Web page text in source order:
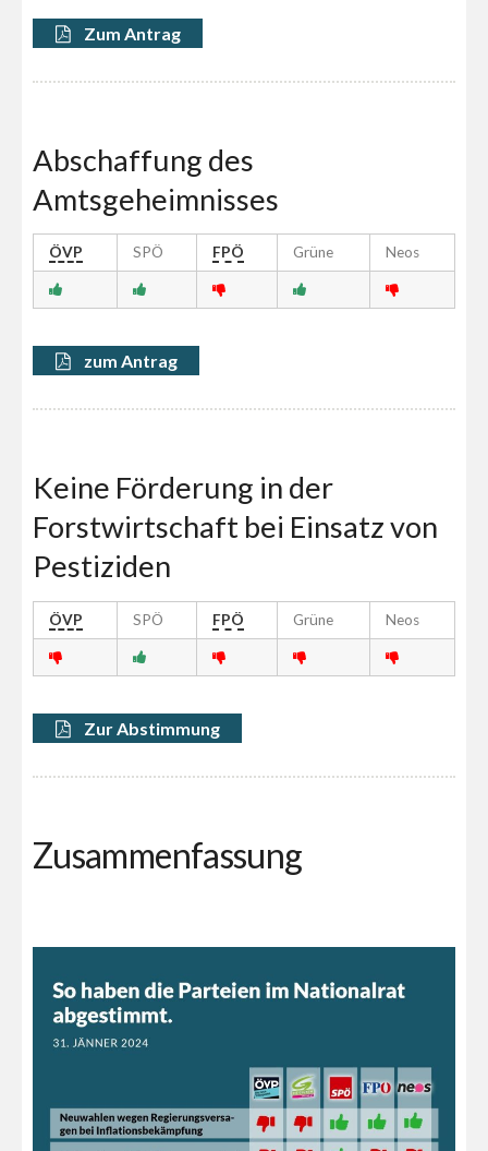
Zum Antrag
Abschaffung des
Amtsgeheimnisses
ÖVP SPÖ FPÖ Grüne Neos
zum Antrag
Keine Förderung in der
Forstwirtschaft bei Einsatz von
Pestiziden
ÖVP SPÖ FPÖ Grüne Neos
Zur Abstimmung
Zusammenfassung